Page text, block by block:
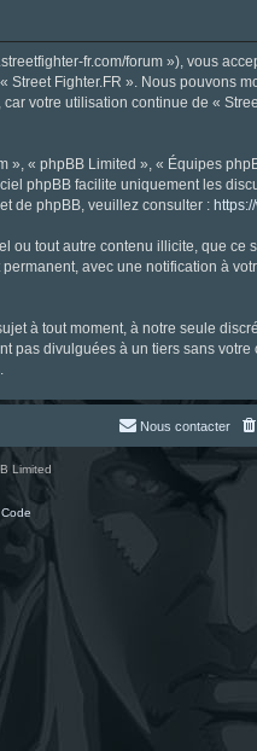
fr.com/forum »), vous
Street Fighter.FR ». Nous pouvons
votre utilisation continue de «
« phpBB Limited », « Équipes
phpBB facilite uniquement les
de phpBB, veuillez consulter :
tout autre contenu illicite, que ce
avec une notification à
à tout moment, à notre seule
divulguées à un tiers sans
Nous contacter
Limited